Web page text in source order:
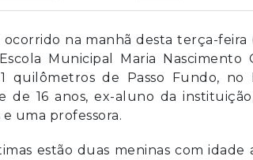
na manhã desta terça-
Municipal Maria Nascimento
quilômetros de Passo Fundo,
de 16 anos, ex-aluno da
uma professora.
estão duas meninas com